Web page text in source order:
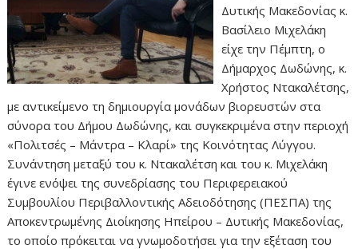
Δυτικής Μακεδονίας κ.
Βασίλειο Μιχελάκη
είχε την Πέμπτη, ο
Δήμαρχος Δωδώνης, κ.
Χρήστος Ντακαλέτσης,
με αντικείμενο τη δημιουργία μονάδων βιορευστών στα
σύνορα του Δήμου Δωδώνης, και συγκεκριμένα στην περιοχή
«Πολιτσές – Μάντρα – Κλαρί» της Κοινότητας Λύγγου.
Συνάντηση μεταξύ του κ. Ντακαλέτση και του κ. Μιχελάκη
έγινε ενόψει της συνεδρίασης του Περιφερειακού
Συμβουλίου Περιβαλλοντικής Αδειοδότησης (ΠΕΣΠΑ) της
Αποκεντρωμένης Διοίκησης Ηπείρου – Δυτικής Μακεδονίας,
το οποίο πρόκειται να γνωμοδοτήσει για την εξέταση του